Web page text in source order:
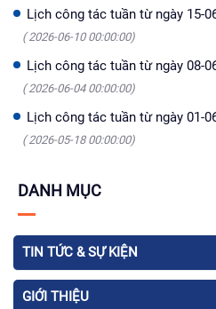
Lịch công tác tuần từ ngày 15-
( 2026-06-10 00:00:00)
Lịch công tác tuần từ ngày 08-
( 2026-06-04 00:00:00)
Lịch công tác tuần từ ngày 01-
( 2026-05-18 00:00:00)
DANH MỤC
TIN TỨC & SỰ KIỆN
GIỚI THIỆU